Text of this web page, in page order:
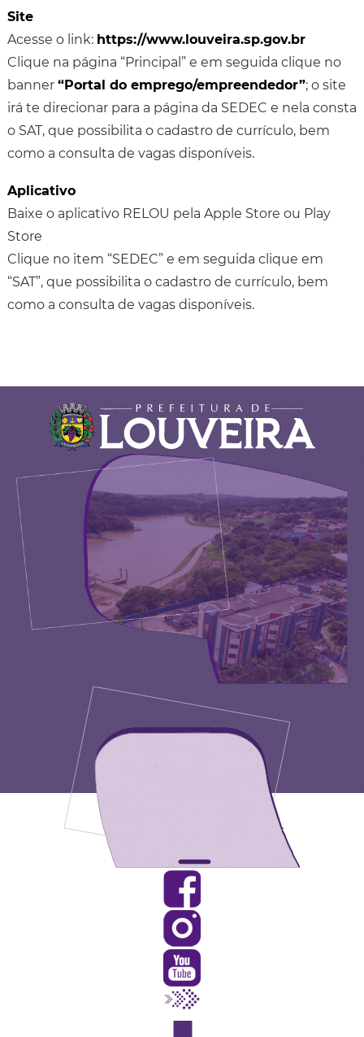
Site
Acesse o link: https://www.louveira.sp.gov.br
Clique na página “Principal” e em seguida clique no
banner “Portal do emprego/empreendedor”; o site
irá te direcionar para a página da SEDEC e nela consta
o SAT, que possibilita o cadastro de currículo, bem
como a consulta de vagas disponíveis.
Aplicativo
Baixe o aplicativo RELOU pela Apple Store ou Play
Store
Clique no item “SEDEC” e em seguida clique em
“SAT”, que possibilita o cadastro de currículo, bem
como a consulta de vagas disponíveis.